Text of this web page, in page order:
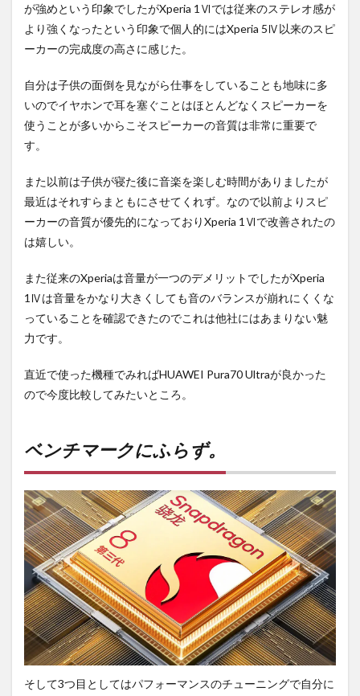
が強めという印象でしたがXperia 1Ⅵでは従来のステレオ感が
より強くなったという印象で個人的にはXperia 5Ⅳ以来のスピ
ーカーの完成度の高さに感じた。
自分は子供の面倒を見ながら仕事をしていることも地味に多
いのでイヤホンで耳を塞ぐことはほとんどなくスピーカーを
使うことが多いからこそスピーカーの音質は非常に重要で
す。
また以前は子供が寝た後に音楽を楽しむ時間がありましたが
最近はそれすらまともにさせてくれず。なので以前よりスピ
ーカーの音質が優先的になっておりXperia 1Ⅵで改善されたの
は嬉しい。
また従来のXperiaは音量が一つのデメリットでしたがXperia
1Ⅳは音量をかなり大きくしても音のバランスが崩れにくくな
っていることを確認できたのでこれは他社にはあまりない魅
力です。
直近で使った機種でみればHUAWEI Pura70 Ultraが良かった
ので今度比較してみたいところ。
ベンチマークにふらず。
そして3つ目としてはパフォーマンスのチューニングで自分に